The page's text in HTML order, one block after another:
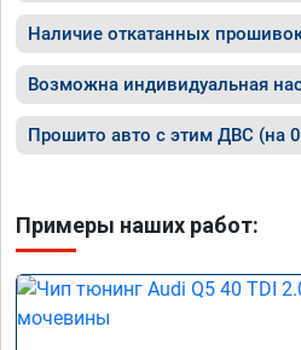
Наличие откатанных
Возможна индивидуальная
Прошито авто с этим ДВС (на
Примеры наших работ: